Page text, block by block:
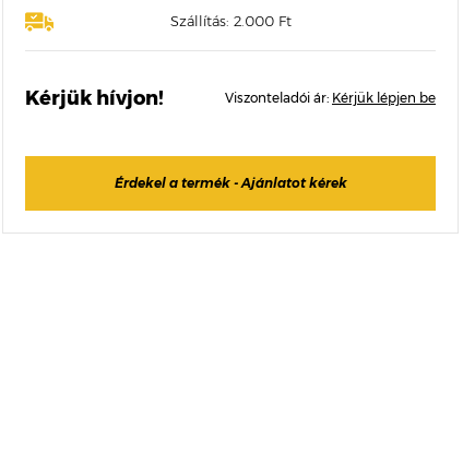
Szállítás: 2.000 Ft
Kérjük hívjon! Viszonteladói ár: Kérjük lépjen be
Érdekel a termék - Ajánlatot kérek